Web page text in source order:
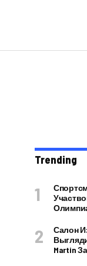
Trending
Салон
Martin